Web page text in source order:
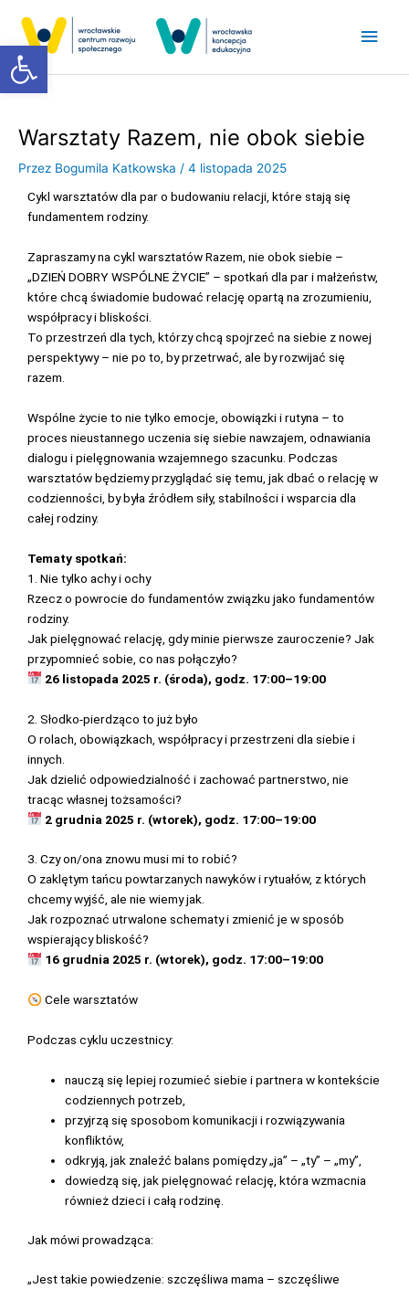
Otwórz pasek narzędzi
treści
Warsztaty Razem, nie obok siebie
Przez Bogumila Katkowska / 4 listopada 2025
Cykl warsztatów dla par o budowaniu relacji, które stają się
fundamentem rodziny.
Zapraszamy na cykl warsztatów Razem, nie obok siebie –
„DZIEŃ DOBRY WSPÓLNE ŻYCIE” – spotkań dla par i małżeństw,
które chcą świadomie budować relację opartą na zrozumieniu,
współpracy i bliskości.
To przestrzeń dla tych, którzy chcą spojrzeć na siebie z nowej
perspektywy – nie po to, by przetrwać, ale by rozwijać się
razem.
Wspólne życie to nie tylko emocje, obowiązki i rutyna – to
proces nieustannego uczenia się siebie nawzajem, odnawiania
dialogu i pielęgnowania wzajemnego szacunku. Podczas
warsztatów będziemy przyglądać się temu, jak dbać o relację w
codzienności, by była źródłem siły, stabilności i wsparcia dla
całej rodziny.
Tematy spotkań:
1. Nie tylko achy i ochy
Rzecz o powrocie do fundamentów związku jako fundamentów
rodziny.
Jak pielęgnować relację, gdy minie pierwsze zauroczenie? Jak
przypomnieć sobie, co nas połączyło?
26 listopada 2025 r. (środa), godz. 17:00–19:00
2. Słodko-pierdząco to już było
O rolach, obowiązkach, współpracy i przestrzeni dla siebie i
innych.
Jak dzielić odpowiedzialność i zachować partnerstwo, nie
tracąc własnej tożsamości?
2 grudnia 2025 r. (wtorek), godz. 17:00–19:00
3. Czy on/ona znowu musi mi to robić?
O zaklętym tańcu powtarzanych nawyków i rytuałów, z których
chcemy wyjść, ale nie wiemy jak.
Jak rozpoznać utrwalone schematy i zmienić je w sposób
wspierający bliskość?
16 grudnia 2025 r. (wtorek), godz. 17:00–19:00
Cele warsztatów
Podczas cyklu uczestnicy:
nauczą się lepiej rozumieć siebie i partnera w kontekście
codziennych potrzeb,
przyjrzą się sposobom komunikacji i rozwiązywania
konfliktów,
odkryją, jak znaleźć balans pomiędzy „ja” – „ty” – „my”,
dowiedzą się, jak pielęgnować relację, która wzmacnia
również dzieci i całą rodzinę.
Jak mówi prowadząca:
„Jest takie powiedzenie: szczęśliwa mama – szczęśliwe